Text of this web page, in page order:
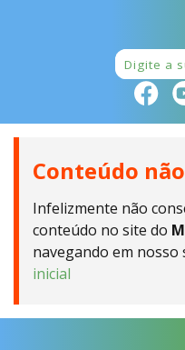
Conteúdo
Infelizmente não
conteúdo no site do
navegando em nosso
inicial